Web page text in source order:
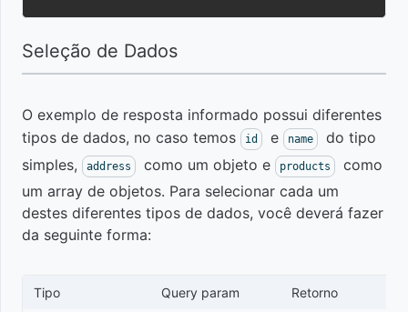
Seleção de Dados
O exemplo de resposta informado possui diferentes
tipos de dados, no caso temos
id e name
do tipo
simples,
address como um objeto e products
como
um array de objetos. Para selecionar cada um
destes diferentes tipos de dados, você deverá fazer
da seguinte forma:
Tipo Query param Retorno
Aprender
boas
de uso de
Webhooks
e APIs
otimizar
processos
Usar
Alterar
cobrança
cancelamento
de assinatura
Evento
de
troca
de
plano
de